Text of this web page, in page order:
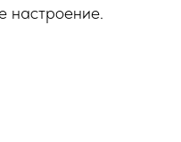
настроение.